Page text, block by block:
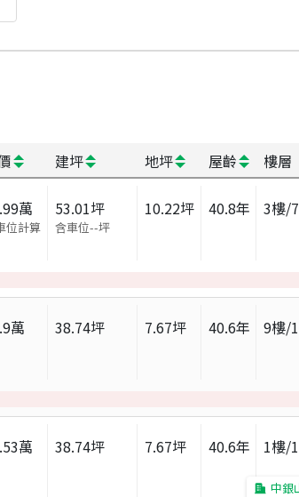
建坪 地坪 屋齡 樓層
萬
位計算
53.01坪
含車位--坪
10.22坪 40.8年 3樓/7
萬 38.74坪 7.67坪 40.6年 9樓/
萬 38.74坪 7.67坪 40.6年 1樓/
中銀